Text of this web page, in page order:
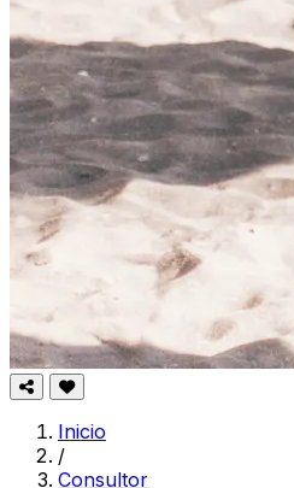
Inicio
/
Consultor